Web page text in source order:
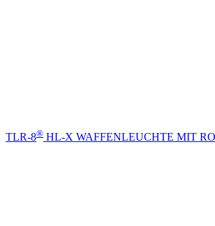
TLR-8® HL-X WAFFENLEUCHTE MIT